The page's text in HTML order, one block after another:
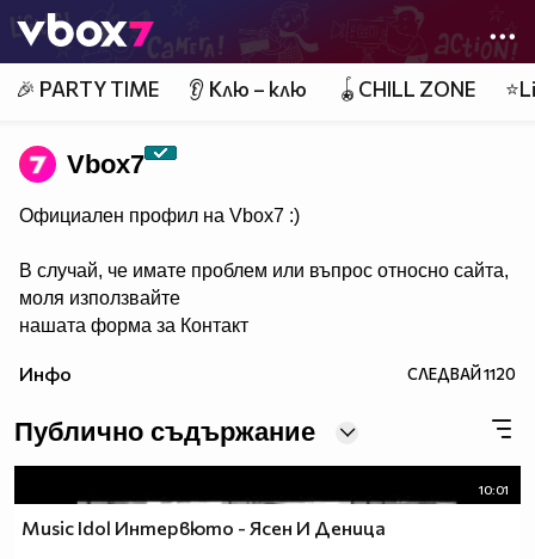
👾
🎉 PARTY TIME 👂 Клю – клю 🪀CHILL ZONE
Vbоx7
Официален профил на Vbox7 :)
В случай, че имате проблем или въпрос относно сайта,
моля използвайте
нашата форма за Контакт
Инфо СЛЕДВАЙ1120
Публично съдържание
10:01
Мusic Idol Интервюто - Ясен И Деница